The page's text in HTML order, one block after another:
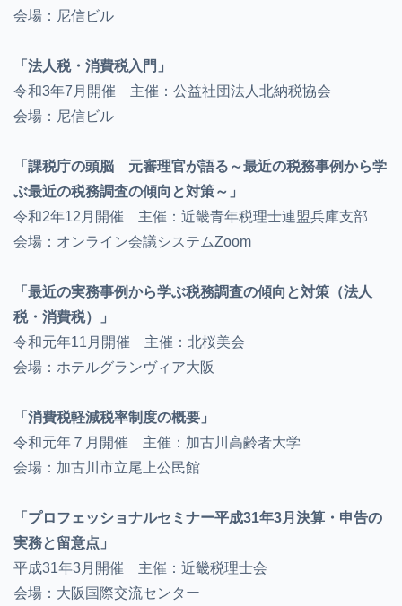
会場：尼信ビル
「法人税・消費税入門」
令和3年7月開催 主催：公益社団法人北納税協会
会場：尼信ビル
「課税庁の頭脳 元審理官が語る～最近の税務事例から学
ぶ最近の税務調査の傾向と対策～」
令和2年12月開催 主催：近畿青年税理士連盟兵庫支部
会場：オンライン会議システムZoom
「最近の実務事例から学ぶ税務調査の傾向と対策（法人
税・消費税）」
令和元年11月開催 主催：北桜美会
会場：ホテルグランヴィア大阪
「消費税軽減税率制度の概要」
令和元年７月開催 主催：加古川高齢者大学
会場：加古川市立尾上公民館
「プロフェッショナルセミナー平成31年3月決算・申告の
実務と留意点」
平成31年3月開催 主催：近畿税理士会
会場：大阪国際交流センター